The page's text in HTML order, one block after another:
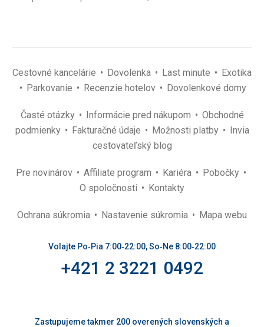
Cestovné kancelárie Dovolenka Last minute
Exotika
Parkovanie
Recenzie hotelov Dovolenkové domy
Časté otázky Informácie pred nákupom
Obchodné
podmienky
Fakturačné údaje Možnosti platby
Invia
cestovateľský blog
Pre novinárov Affiliate program Kariéra
Pobočky
O spoločnosti
Kontakty
Ochrana súkromia Nastavenie súkromia Mapa webu
Volajte Po‑Pia 7:00‑22:00, So‑Ne 8:00‑22:00
+421 2 3221 0492
Zastupujeme takmer 200 overených slovenských a